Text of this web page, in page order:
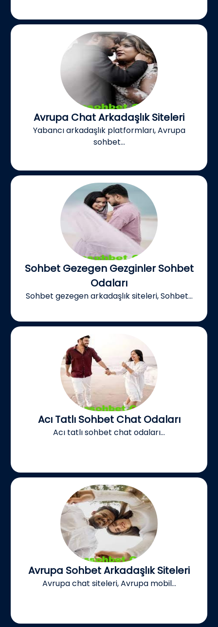
Avrupa Chat Arkadaşlık Siteleri
Yabancı arkadaşlık platformları, Avrupa
sohbet...
Sohbet Gezegen Gezginler Sohbet
Odaları
Sohbet gezegen arkadaşlık siteleri, Sohbet...
Acı Tatlı Sohbet Chat Odaları
Acı tatlı sohbet chat odaları...
Avrupa Sohbet Arkadaşlık Siteleri
Avrupa chat siteleri, Avrupa mobil...